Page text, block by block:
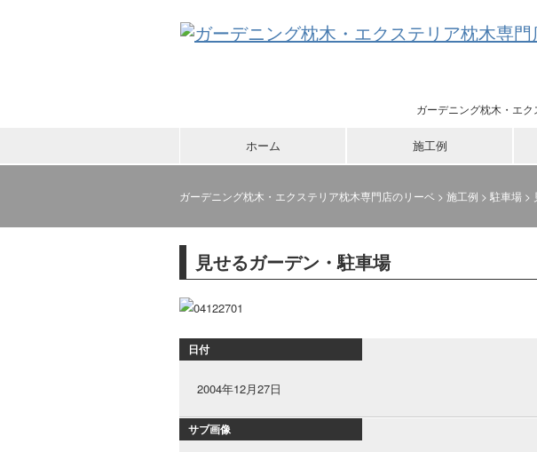
ガーデニング枕木・エ
ホーム 施工例
ガーデニング枕木・エクステリア枕木専門店のリーベ > 施工例 > 駐車場 >
見せるガーデン・駐車場
日付
2004年12月27日
サブ画像